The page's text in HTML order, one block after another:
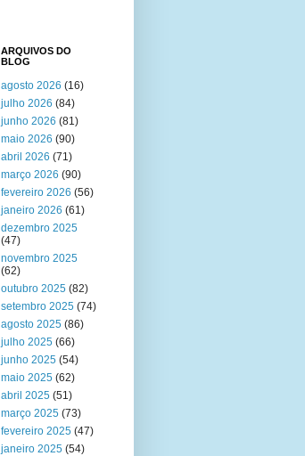
ARQUIVOS DO
BLOG
agosto 2026 (16)
julho 2026 (84)
junho 2026 (81)
maio 2026 (90)
abril 2026 (71)
março 2026 (90)
fevereiro 2026 (56)
janeiro 2026 (61)
dezembro 2025
(47)
novembro 2025
(62)
outubro 2025 (82)
setembro 2025 (74)
agosto 2025 (86)
julho 2025 (66)
junho 2025 (54)
maio 2025 (62)
abril 2025 (51)
março 2025 (73)
fevereiro 2025 (47)
janeiro 2025 (54)